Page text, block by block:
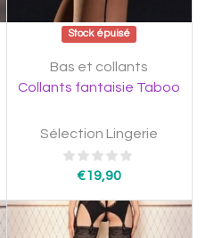
Stock épuisé
Bas et collants
Collants fantaisie Taboo
Sélection Lingerie
€19,90